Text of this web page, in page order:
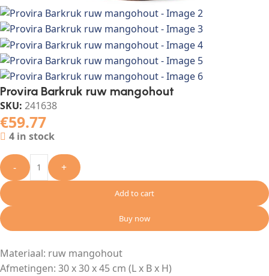
Provira Barkruk ruw mangohout
SKU: 241638
€59.77
4 in stock
- +
Add to cart
Buy now
Materiaal: ruw mangohout
Afmetingen: 30 x 30 x 45 cm (L x B x H)